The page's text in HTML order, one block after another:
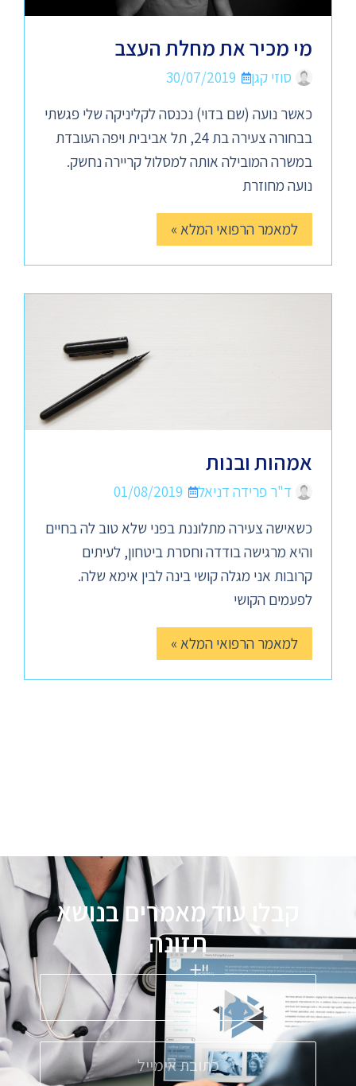
מי מכיר את מחלת העצב
סוזי קגן
30/07/2019
כאשר נועה (שם בדוי) נכנסה לקליניקה שלי פגשתי
בבחורה צעירה בת 24, תל אביבית ויפה העובדת
במשרה המובילה אותה למסלול קריירה נחשק.
נועה מחוזרת
למאמר הרפואי המלא »
אמהות ובנות
ד"ר פרידה דניאל
01/08/2019
כשאישה צעירה מתלוננת בפני שלא טוב לה בחיים
והיא מרגישה בודדה וחסרת ביטחון, לעיתים
קרובות אני מגלה קושי בינה לבין אימא שלה.
לפעמים הקושי
למאמר הרפואי המלא »
קבלו עוד מאמרים בנושא
תזונה